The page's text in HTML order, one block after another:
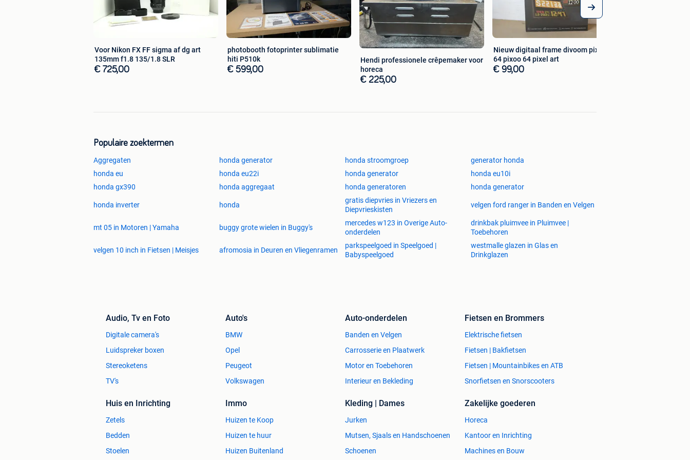
Voor Nikon FX FF sigma af dg art
135mm f1.8 135/1.8 SLR
€ 725,00
photobooth fotoprinter sublimatie
hiti P510k
€ 599,00
Hendi professionele crêpemaker voor
horeca
€ 225,00
Nieuw digitaal frame divoom pixoo-
64 pixoo 64 pixel art
€ 99,00
Populaire zoektermen
Aggregaten honda generator honda stroomgroep
generator honda
honda eu
honda eu22i honda generator
honda eu10i
honda gx390
honda aggregaat honda generatoren honda generator
honda inverter honda
gratis diepvries in Vriezers en
Diepvrieskisten
velgen ford ranger in Banden en Velgen
mt 05 in Motoren | Yamaha buggy grote wielen in Buggy's
mercedes w123 in Overige Auto-
onderdelen
drinkbak pluimvee in Pluimvee |
Toebehoren
velgen 10 inch in Fietsen | Meisjes afromosia in Deuren en Vliegenramen
parkspeelgoed in Speelgoed |
Babyspeelgoed
westmalle glazen in Glas en
Drinkglazen
Audio, Tv en Foto
Digitale camera's
Luidspreker boxen
Stereoketens
TV's
Auto's
BMW
Opel
Peugeot
Volkswagen
Auto-onderdelen
Banden en Velgen
Carrosserie en Plaatwerk
Motor en Toebehoren
Interieur en Bekleding
Fietsen en Brommers
Elektrische fietsen
Fietsen | Bakfietsen
Fietsen | Mountainbikes en ATB
Snorfietsen en Snorscooters
Huis en Inrichting
Zetels
Bedden
Stoelen
Immo
Huizen te Koop
Huizen te huur
Huizen Buitenland
Kleding | Dames
Jurken
Mutsen, Sjaals en Handschoenen
Schoenen
Zakelijke goederen
Horeca
Kantoor en Inrichting
Machines en Bouw